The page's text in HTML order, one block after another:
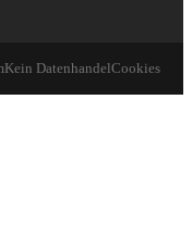
Kein DatenhandelCookies